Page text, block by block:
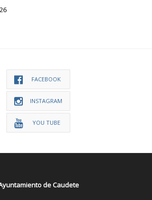
FACEBOOK
INSTAGRAM
YOU TUBE
de Caudete